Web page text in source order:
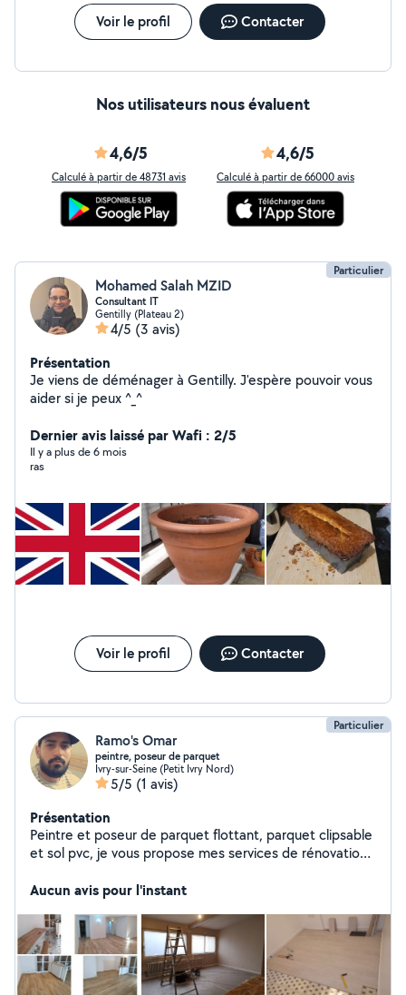
Voir le profil Contacter
Nos utilisateurs nous évaluent
4,6/5
Calculé à partir de 48731 avis
4,6/5
Calculé à partir de 66000 avis
Particulier
Mohamed Salah MZID
Consultant IT
Gentilly (Plateau 2)
4/5 (3 avis)
Présentation
Je viens de déménager à Gentilly. J'espère pouvoir vous
aider si je peux ^_^
Dernier avis laissé par Wafi : 2/5
Il y a plus de 6 mois
ras
Voir le profil Contacter
Particulier
Ramo's Omar
peintre, poseur de parquet
Ivry-sur-Seine (Petit Ivry Nord)
5/5 (1 avis)
Présentation
Peintre et poseur de parquet flottant, parquet clipsable
et sol pvc, je vous propose mes services de rénovation
Aucun avis pour l'instant